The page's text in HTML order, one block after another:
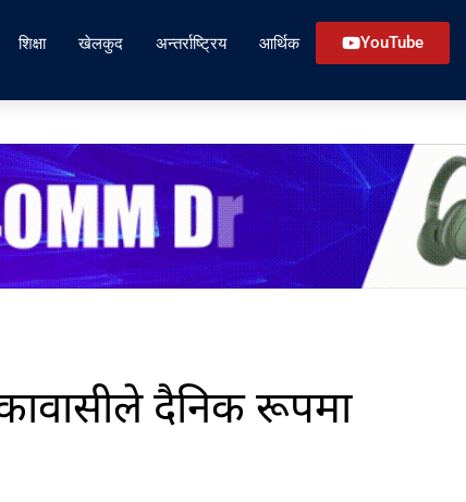
शिक्षा खेलकुद अन्तर्राष्ट्रिय आर्थिक YouTube
दैनिक रूपमा